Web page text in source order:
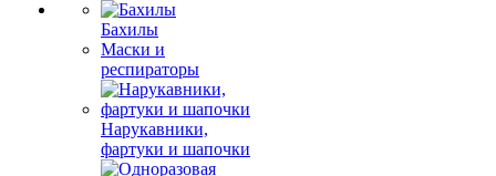
Бахилы
Маски и
респираторы
Нарукавники,
фартуки и шапочки